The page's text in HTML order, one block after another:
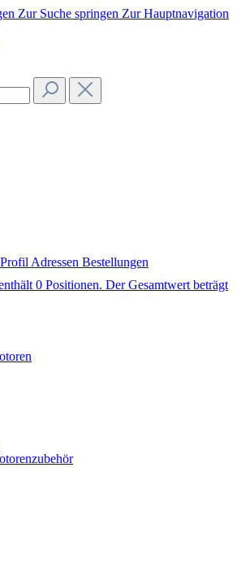
Zur Suche springen Zur Hauptnavigation
Adressen Bestellungen
0 Positionen. Der Gesamtwert beträgt